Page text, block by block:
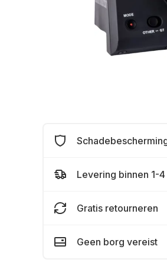
Levering binnen 1-
Gratis retourneren
Geen borg vereist